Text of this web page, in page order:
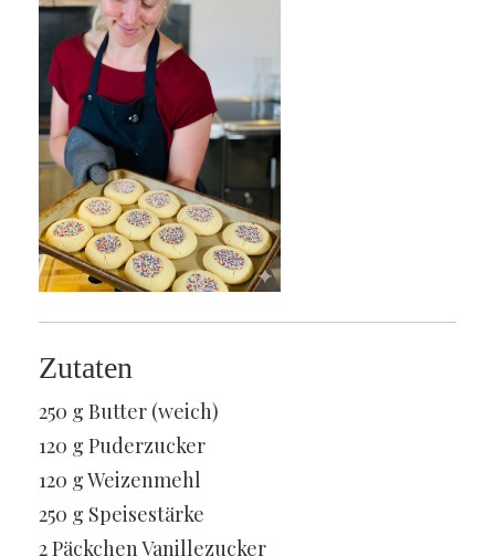
Zutaten
250 g Butter (weich)
120 g Puderzucker
120 g Weizenmehl
250 g Speisestärke
2 Päckchen Vanillezucker